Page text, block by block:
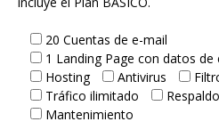
20 Cuentas de e-mail
1 Landing Page con datos
Hosting
Antivirus
Tráfico ilimitado
Respaldo
Mantenimiento